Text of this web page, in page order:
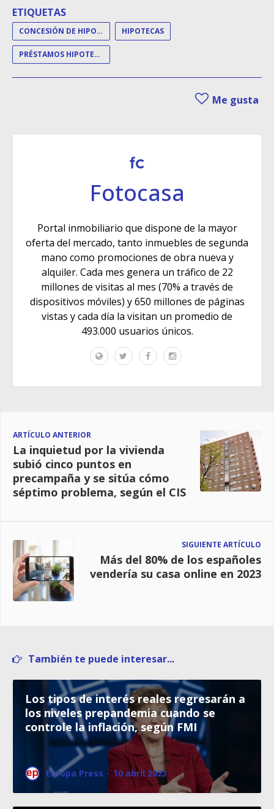
ETIQUETAS
CONCESIÓN DE HIPOTECAS HIPOTECAS
PRÉSTAMOS HIPOTECARIOS
Me gusta
Fotocasa
Portal inmobiliario que dispone de la mayor
oferta del mercado, tanto inmuebles de segunda
mano como promociones de obra nueva y
alquiler. Cada mes genera un tráfico de 22
millones de visitas al mes (70% a través de
dispositivos móviles) y 650 millones de páginas
vistas y cada día la visitan un promedio de
493.000 usuarios únicos.
ARTÍCULO ANTERIOR
La inquietud por la vivienda
subió cinco puntos en
precampaña y se sitúa cómo
séptimo problema, según el CIS
SIGUIENTE ARTÍCULO
Más del 80% de los españoles
vendería su casa online en 2023
También te puede interesar...
Los tipos de interés reales regresarán a
los niveles prepandemia cuando se
controle la inflación, según FMI
Europa Press · 10 abril 2023